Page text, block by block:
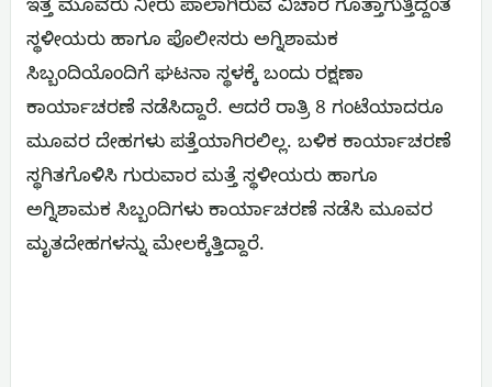
ಇತ್ತ ಮೂವರು ನೀರು ಪಾಲಾಗಿರುವ ವಿಚಾರ ಗೊತ್ತಾಗುತ್ತಿದ್ದಂತೆ
ಸ್ಥಳೀಯರು ಹಾಗೂ ಪೊಲೀಸರು ಅಗ್ನಿಶಾಮಕ
ಸಿಬ್ಬಂದಿಯೊಂದಿಗೆ ಘಟನಾ ಸ್ಥಳಕ್ಕೆ ಬಂದು ರಕ್ಷಣಾ
ಕಾರ್ಯಾಚರಣೆ ನಡೆಸಿದ್ದಾರೆ. ಆದರೆ ರಾತ್ರಿ 8 ಗಂಟೆಯಾದರೂ
ಮೂವರ ದೇಹಗಳು ಪತ್ತೆಯಾಗಿರಲಿಲ್ಲ. ಬಳಿಕ ಕಾರ್ಯಾಚರಣೆ
ಸ್ಥಗಿತಗೊಳಿಸಿ ಗುರುವಾರ ಮತ್ತೆ ಸ್ಥಳೀಯರು ಹಾಗೂ
ಅಗ್ನಿಶಾಮಕ ಸಿಬ್ಬಂದಿಗಳು ಕಾರ್ಯಾಚರಣೆ ನಡೆಸಿ ಮೂವರ
ಮೃತದೇಹಗಳನ್ನು ಮೇಲಕ್ಕೆತ್ತಿದ್ದಾರೆ.